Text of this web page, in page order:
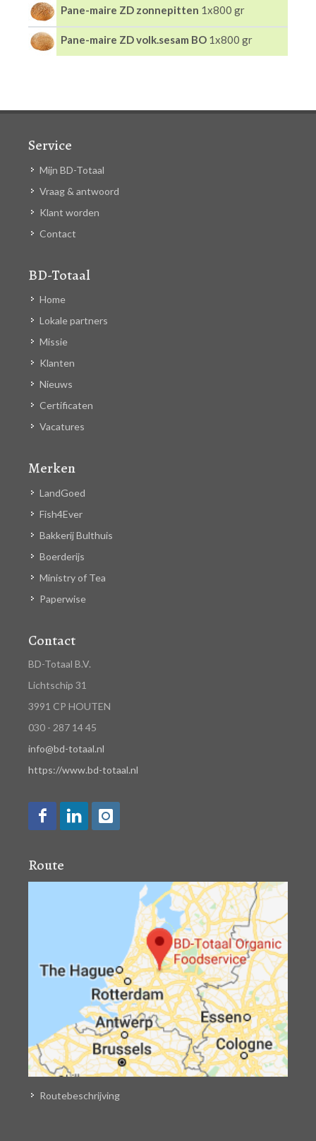
Pane-maire ZD zonnepitten 1x800 gr
Pane-maire ZD volk.sesam BO 1x800 gr
Service
Mijn BD-Totaal
Vraag & antwoord
Klant worden
Contact
BD-Totaal
Home
Lokale partners
Missie
Klanten
Nieuws
Certificaten
Vacatures
Merken
LandGoed
Fish4Ever
Bakkerij Bulthuis
Boerderijs
Ministry of Tea
Paperwise
Contact
BD-Totaal B.V.
Lichtschip 31
3991 CP HOUTEN
030 - 287 14 45
info@bd-totaal.nl
https://www.bd-totaal.nl
Route
Routebeschrijving